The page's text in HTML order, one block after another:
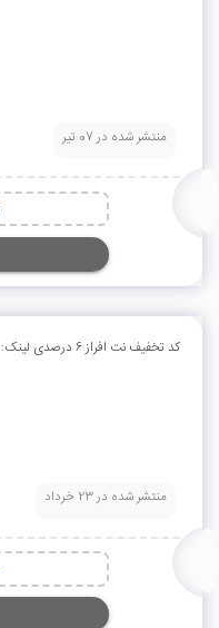
منتشر شده در 07 تیر
کد تخفیف نت افراز 6 درصدی لینک: https://www.netafraz.com/
منتشر شده در 23 خرداد